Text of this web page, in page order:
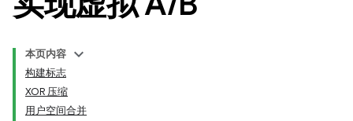
本页内容
构建标志
XOR 压缩
用户空间合并